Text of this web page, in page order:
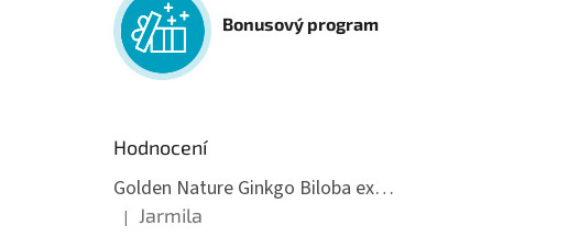
Bonusový program
Hodnocení
Golden Nature Ginkgo Biloba extrakt 50:1 60mg, 100 kapslí
Hodnocení produktu je 5 z 5 hvězdiček.
| Jarmila